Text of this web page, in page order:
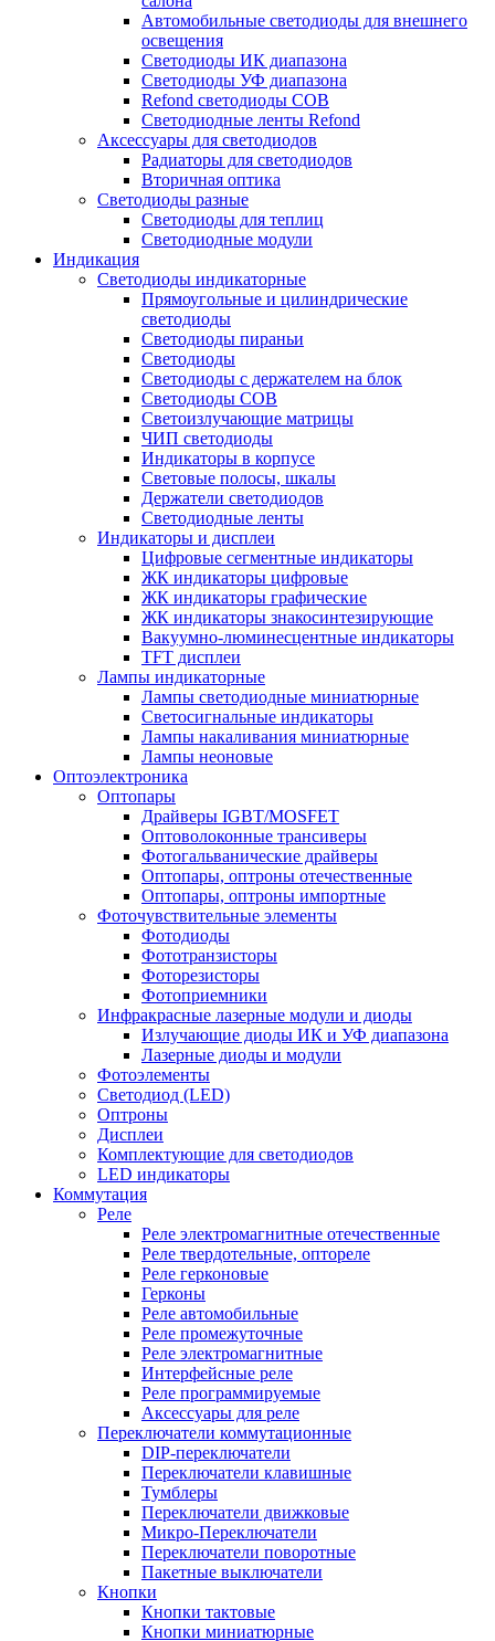
Автомобильные светодиоды для внешнего
освещения
Светодиоды ИК диапазона
Светодиоды УФ диапазона
Refond светодиоды COB
Светодиодные ленты Refond
Аксессуары для светодиодов
Радиаторы для светодиодов
Вторичная оптика
Светодиоды разные
Светодиоды для теплиц
Светодиодные модули
Индикация
Светодиоды индикаторные
Прямоугольные и цилиндрические
светодиоды
Светодиоды пираньи
Светодиоды
Светодиоды с держателем на блок
Светодиоды COB
Светоизлучающие матрицы
ЧИП светодиоды
Индикаторы в корпусе
Световые полосы, шкалы
Держатели светодиодов
Светодиодные ленты
Индикаторы и дисплеи
Цифровые сегментные индикаторы
ЖК индикаторы цифровые
ЖК индикаторы графические
ЖК индикаторы знакосинтезирующие
Вакуумно-люминесцентные индикаторы
TFT дисплеи
Лампы индикаторные
Лампы светодиодные миниатюрные
Светосигнальные индикаторы
Лампы накаливания миниатюрные
Лампы неоновые
Оптоэлектроника
Оптопары
Драйверы IGBT/MOSFET
Оптоволоконные трансиверы
Фотогальванические драйверы
Оптопары, оптроны отечественные
Оптопары, оптроны импортные
Фоточувствительные элементы
Фотодиоды
Фототранзисторы
Фоторезисторы
Фотоприемники
Инфракрасные лазерные модули и диоды
Излучающие диоды ИК и УФ диапазона
Лазерные диоды и модули
Фотоэлементы
Светодиод (LED)
Оптроны
Дисплеи
Комплектующие для светодиодов
LED индикаторы
Коммутация
Реле
Реле электромагнитные отечественные
Реле твердотельные, оптореле
Реле герконовые
Герконы
Реле автомобильные
Реле промежуточные
Реле электромагнитные
Интерфейсные реле
Реле программируемые
Аксессуары для реле
Переключатели коммутационные
DIP-переключатели
Переключатели клавишные
Тумблеры
Переключатели движковые
Микро-Переключатели
Переключатели поворотные
Пакетные выключатели
Кнопки
Кнопки тактовые
Кнопки миниатюрные